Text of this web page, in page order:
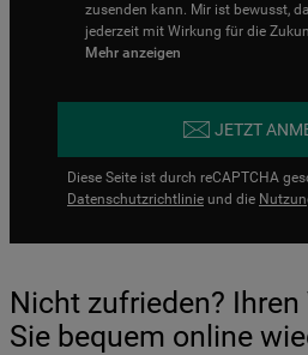
zusenden kann. Mir ist bewusst,
jederzeit mit Wirkung für die
Mehr anzeigen
JETZT
Diese Seite ist durch reCAPTCHA
Datenschutzrichtlinie und die
Nicht zufrieden?
Sie bequem online